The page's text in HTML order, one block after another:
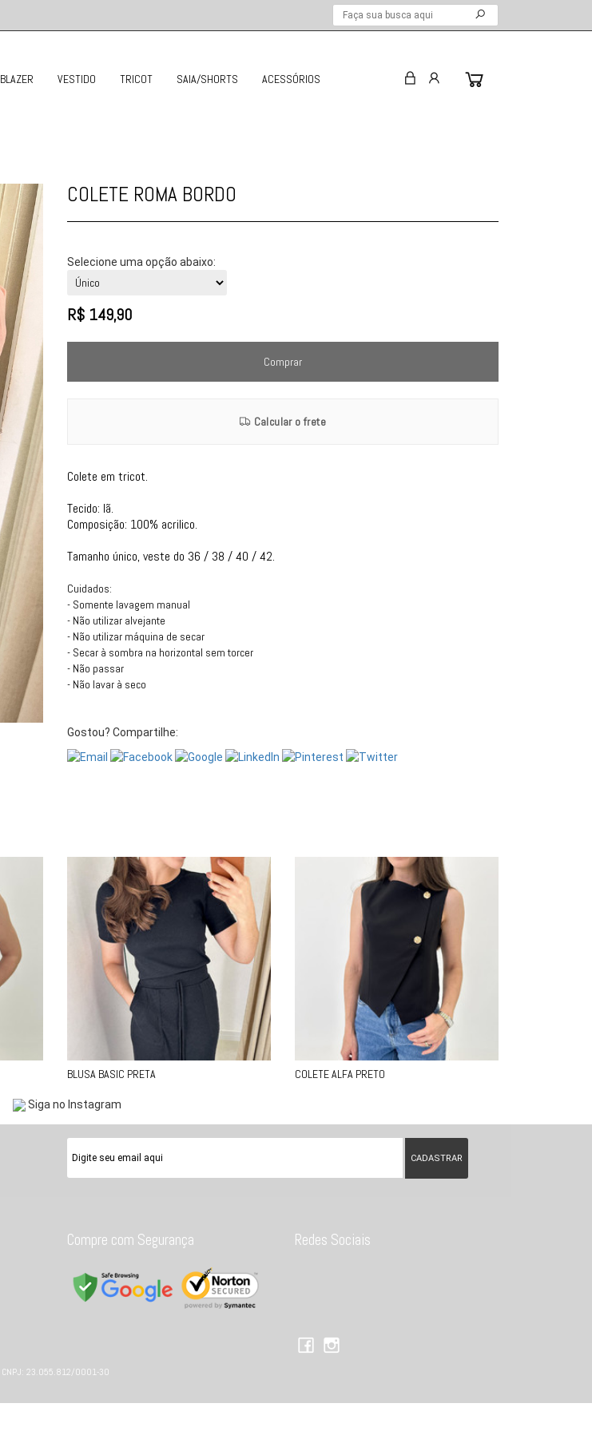
BLAZER VESTIDO TRICOT SAIA/SHORTS ACESSÓRIOS
COLETE ROMA BORDO
Selecione uma opção abaixo:
R$ 149,90
Comprar
Calcular o frete
Colete em tricot.
Tecido: lã.
Composição: 100% acrilico.
Tamanho único, veste do 36 / 38 / 40 / 42.
Cuidados:
- Somente lavagem manual
- Não utilizar alvejante
- Não utilizar máquina de secar
- Secar à sombra na horizontal sem torcer
- Não passar
- Não lavar à seco
Gostou? Compartilhe:
BLUSA BASIC PRETA COLETE ALFA PRETO
Siga no Instagram
Compre com Segurança Redes Sociais
CNPJ: 23.055.812/0001-30